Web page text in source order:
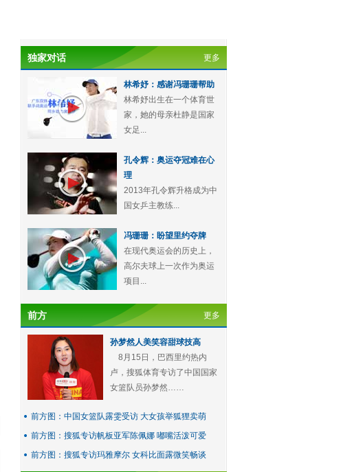
独家对话 更多
林希妤：感谢冯珊珊帮助
林希妤出生在一个体育世
家，她的母亲杜静是国家
女足...
孔令辉：奥运夺冠难在心
理
2013年孔令辉升格成为中
国女乒主教练...
冯珊珊：盼望里约夺牌
在现代奥运会的历史上，
高尔夫球上一次作为奥运
项目...
前方 更多
孙梦然人美笑容甜球技高
8月15日，巴西里约热内
卢，搜狐体育专访了中国国家
女篮队员孙梦然……
前方图：中国女篮队露雯受访 大女孩举狐狸卖萌
前方图：搜狐专访帆板亚军陈佩娜 嘟嘴活泼可爱
前方图：搜狐专访玛雅摩尔 女科比面露微笑畅谈